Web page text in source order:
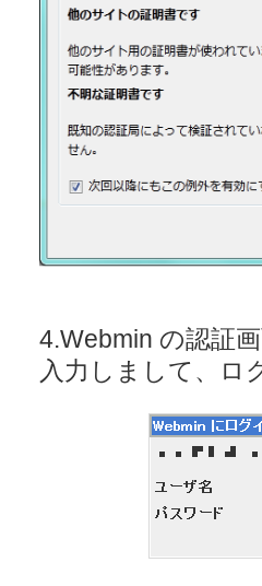
4.Webmin の認証
入力しまして、ロ